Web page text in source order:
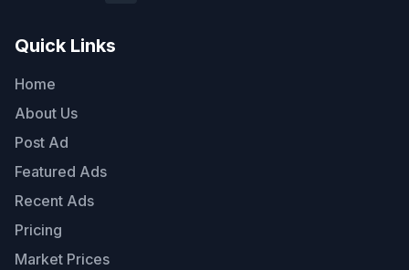
Quick Links
Home
About Us
Post Ad
Featured Ads
Recent Ads
Pricing
Market Prices